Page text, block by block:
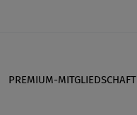
PREMIUM-MITGLIEDSCHAFT